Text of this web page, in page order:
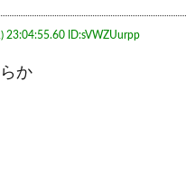
23:04:55.60 ID:sVWZUurpp
か